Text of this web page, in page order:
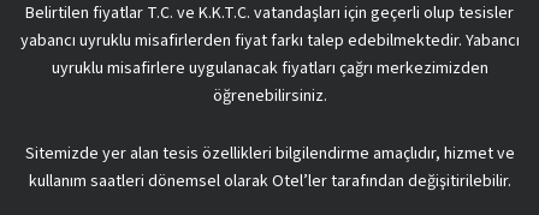
Belirtilen fiyatlar T.C. ve K.K.T.C. vatandaşları için geçerli olup tesisler
yabancı uyruklu misafirlerden fiyat farkı talep edebilmektedir. Yabancı
uyruklu misafirlere uygulanacak fiyatları çağrı merkezimizden
öğrenebilirsiniz.
Sitemizde yer alan tesis özellikleri bilgilendirme amaçlıdır, hizmet ve
kullanım saatleri dönemsel olarak Otel’ler tarafından değişitirilebilir.